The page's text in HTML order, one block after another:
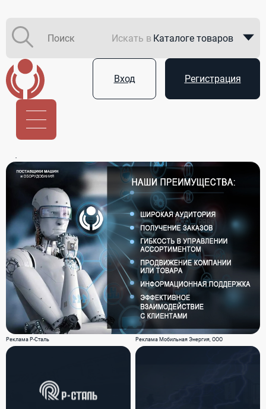
Искать в Каталоге товаров
Вход Регистрация
Реклама Р-Сталь Реклама Мобильная Энергия, ООО